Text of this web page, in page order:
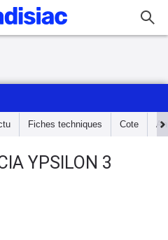
Fiches techniques Cote
YPSILON 3